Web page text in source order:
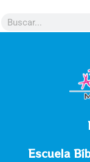
Escuela